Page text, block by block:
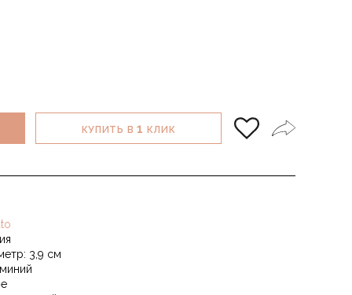
КУПИТЬ В1 КЛИК
3,9 см